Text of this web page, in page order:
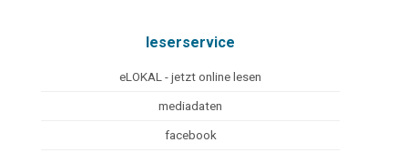
leserservice
eLOKAL - jetzt online lesen
mediadaten
facebook